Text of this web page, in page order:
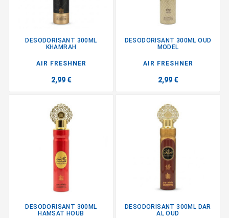
DESODORISANT 300ML
KHAMRAH
AIR FRESHNER
2,99 €
DESODORISANT 300ML OUD
MODEL
AIR FRESHNER
2,99 €
DESODORISANT 300ML
HAMSAT HOUB
DESODORISANT 300ML DAR
AL OUD